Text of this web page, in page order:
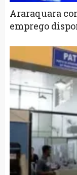
Araraquara
emprego